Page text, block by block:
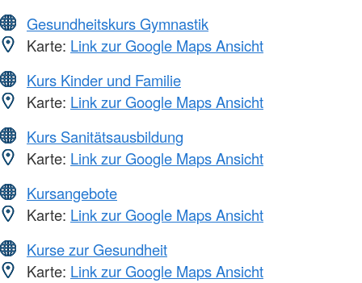
Gesundheitskurs Gymnastik
Karte: Link zur Google Maps Ansicht
Kurs Kinder und Familie
Karte: Link zur Google Maps Ansicht
Kurs Sanitätsausbildung
Karte: Link zur Google Maps Ansicht
Kursangebote
Karte: Link zur Google Maps Ansicht
Kurse zur Gesundheit
Karte: Link zur Google Maps Ansicht